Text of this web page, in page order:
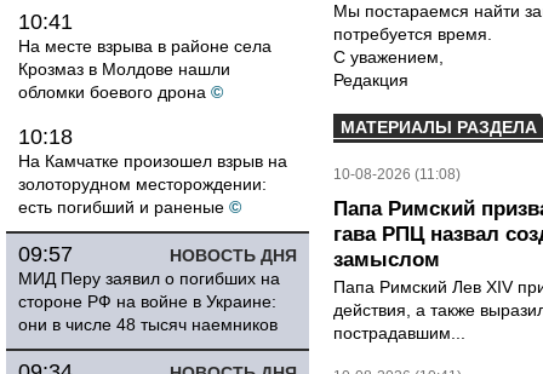
10:41
На месте взрыва в районе села
Крозмаз в Молдове нашли
обломки боевого дрона ©
10:18
На Камчатке произошел взрыв на
золоторудном месторождении:
есть погибший и раненые ©
НОВОСТЬ ДНЯ
09:57
МИД Перу заявил о погибших на
стороне РФ на войне в Украине:
они в числе 48 тысяч наемников
Мы постараемся найти
потребуется время.
С уважением,
Редакция
МАТЕРИАЛЫ РАЗДЕЛА
10-08-2026 (11:08)
Папа Римский
гава РПЦ назвал
замыслом
Папа Римский Лев XIV
действия, а также
пострадавшим...